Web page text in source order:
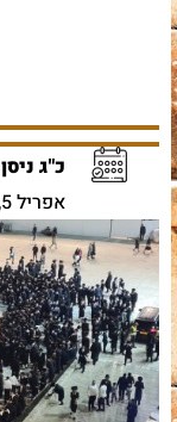
כ"ג
אפריל 5, 2021